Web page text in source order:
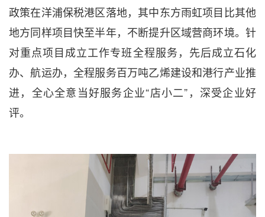
政策在洋浦保税港区落地，其中东方雨虹项目比其他
地方同样项目快至半年，不断提升区域营商环境。针
对重点项目成立工作专班全程服务，先后成立石化
办、航运办，全程服务百万吨乙烯建设和港行产业推
进，全心全意当好服务企业“店小二”，深受企业好
评。